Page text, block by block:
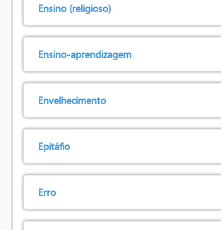
Ensino (religioso)
Ensino-aprendizagem
Envelhecimento
Epitáfio
Erro